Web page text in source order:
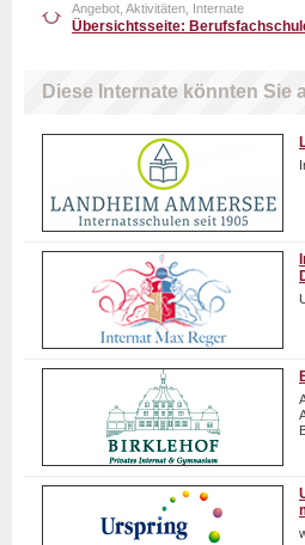
Angebot, Aktivitäten, Internate
Übersichtsseite:
Diese Internate könnten Sie